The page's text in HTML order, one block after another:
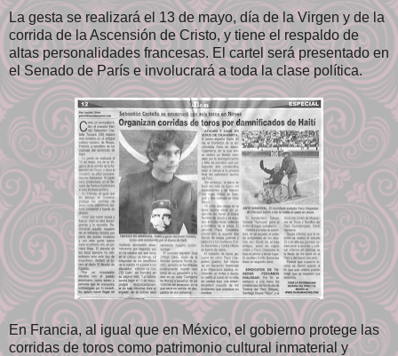
La gesta se realizará el 13 de mayo, día de la Virgen y de la
corrida de la Ascensión de Cristo, y tiene el respaldo de
altas personalidades francesas. El cartel será presentado en
el Senado de París e involucrará a toda la clase política.
En Francia, al igual que en México, el gobierno protege las
corridas de toros como patrimonio cultural inmaterial y